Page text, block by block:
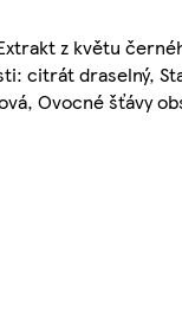
z květu
citrát draselný,
Ovocné šťávy